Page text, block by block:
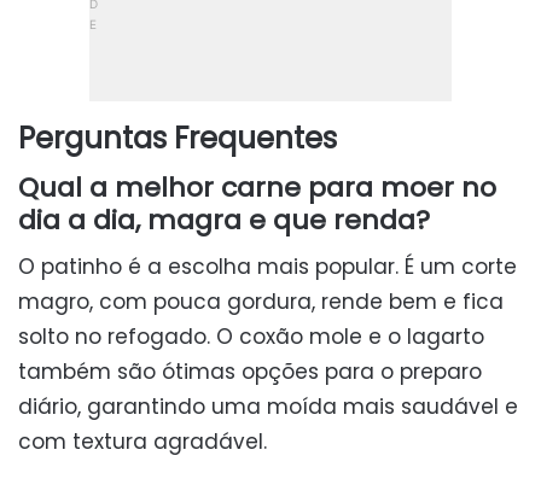
Perguntas Frequentes
Qual a melhor carne para moer no
dia a dia, magra e que renda?
O patinho é a escolha mais popular. É um corte
magro, com pouca gordura, rende bem e fica
solto no refogado. O coxão mole e o lagarto
também são ótimas opções para o preparo
diário, garantindo uma moída mais saudável e
com textura agradável.